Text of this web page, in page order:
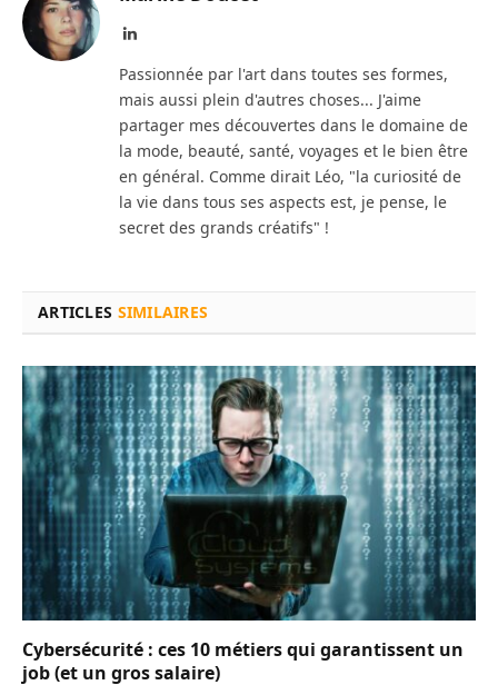
LinkedIn
Passionnée par l'art dans toutes ses formes,
mais aussi plein d'autres choses... J'aime
partager mes découvertes dans le domaine de
la mode, beauté, santé, voyages et le bien être
en général. Comme dirait Léo, "la curiosité de
la vie dans tous ses aspects est, je pense, le
secret des grands créatifs" !
ARTICLES SIMILAIRES
Cybersécurité : ces 10 métiers qui garantissent un
job (et un gros salaire)